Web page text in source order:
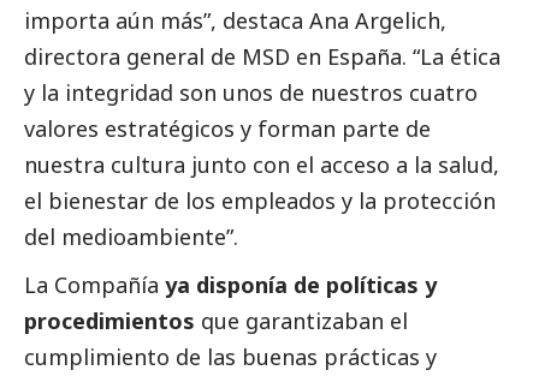
importa aún más”, destaca Ana Argelich,
directora general de MSD en España. “La ética
y la integridad son unos de nuestros cuatro
valores estratégicos y forman parte de
nuestra cultura junto con el acceso a la salud,
el bienestar de los empleados y la protección
del medioambiente”.
La Compañía ya disponía de políticas y
procedimientos que garantizaban el
cumplimiento de las buenas prácticas y